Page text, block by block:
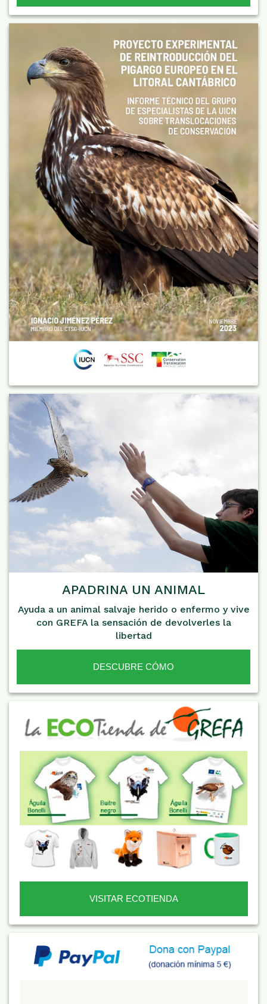
APADRINA UN ANIMAL
Ayuda a un animal salvaje herido o enfermo y vive
con GREFA la sensación de devolverles la
libertad
DESCUBRE CÓMO
VISITAR ECOTIENDA